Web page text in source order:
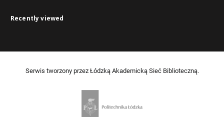
Recently viewed
Serwis tworzony przez Łódzką Akademicką Sieć Biblioteczną.